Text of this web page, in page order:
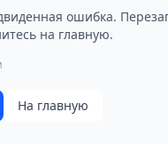
ошибка.
на главную.
На главную